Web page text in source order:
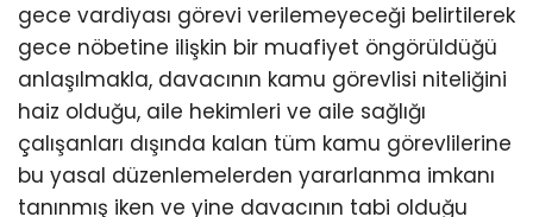
gece vardiyası görevi verilemeyeceği belirtilerek
gece nöbetine ilişkin bir muafiyet öngörüldüğü
anlaşılmakla, davacının kamu görevlisi niteliğini
haiz olduğu, aile hekimleri ve aile sağlığı
çalışanları dışında kalan tüm kamu görevlilerine
bu yasal düzenlemelerden yararlanma imkanı
tanınmış iken ve yine davacının tabi olduğu